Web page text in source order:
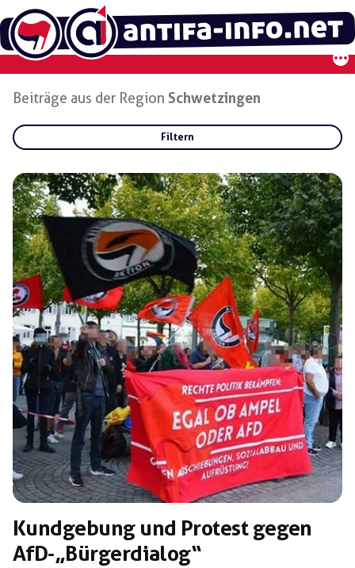
Zum
Inhalt
springen
Beiträge aus der Region Schwetzingen
Filtern
Gruppen:
Regionen:
Schwetzingen
Schlagwörter:
Kundgebung und Protest gegen
AfD-„Bürgerdialog“